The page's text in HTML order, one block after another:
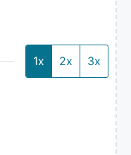
1x 2x 3x